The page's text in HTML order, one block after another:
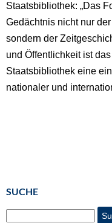
Staatsbibliothek: „Das
Gedächtnis nicht nur
sondern der
und Öffentlichkeit ist
Staatsbibliothek eine
nationaler und
SUCHE